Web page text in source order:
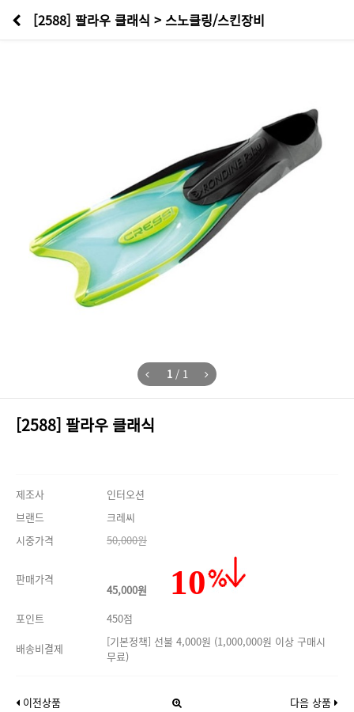
[2588] 팔라우 클래식 > 스노클링/스킨장비
1/ 1
[2588] 팔라우 클래식
제조사
인터오션
브랜드
크레씨
시중가격
50,000원
판매가격
45,000원 10
포인트
450점
배송비결제
[기본정책] 선불 4,000원 (1,000,000원 이상 구매시
무료)
이전상품 다음 상품